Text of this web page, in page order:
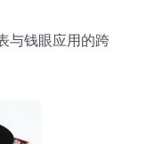
与钱眼应用的跨